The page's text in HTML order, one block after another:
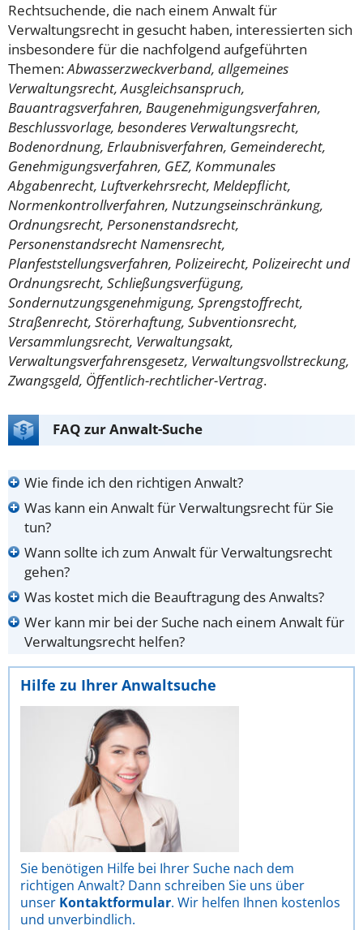
Rechtsuchende, die nach einem Anwalt für
Verwaltungsrecht in gesucht haben, interessierten sich
insbesondere für die nachfolgend aufgeführten
Themen:Abwasserzweckverband, allgemeines
Verwaltungsrecht, Ausgleichsanspruch,
Bauantragsverfahren, Baugenehmigungsverfahren,
Beschlussvorlage, besonderes Verwaltungsrecht,
Bodenordnung, Erlaubnisverfahren, Gemeinderecht,
Genehmigungsverfahren, GEZ, Kommunales
Abgabenrecht, Luftverkehrsrecht, Meldepflicht,
Normenkontrollverfahren, Nutzungseinschränkung,
Ordnungsrecht, Personenstandsrecht,
Personenstandsrecht Namensrecht,
Planfeststellungsverfahren, Polizeirecht, Polizeirecht und
Ordnungsrecht, Schließungsverfügung,
Sondernutzungsgenehmigung, Sprengstoffrecht,
Straßenrecht, Störerhaftung, Subventionsrecht,
Versammlungsrecht, Verwaltungsakt,
Verwaltungsverfahrensgesetz, Verwaltungsvollstreckung,
Zwangsgeld, Öffentlich-rechtlicher-Vertrag.
FAQ zur Anwalt-Suche
Wie finde ich den richtigen Anwalt?
Was kann ein Anwalt für Verwaltungsrecht für Sie
tun?
Wann sollte ich zum Anwalt für Verwaltungsrecht
gehen?
Was kostet mich die Beauftragung des Anwalts?
Wer kann mir bei der Suche nach einem Anwalt für
Verwaltungsrecht helfen?
Hilfe zu Ihrer Anwaltsuche
Sie benötigen Hilfe bei Ihrer Suche nach dem
richtigen Anwalt? Dann schreiben Sie uns über
unser Kontaktformular. Wir helfen Ihnen kostenlos
und unverbindlich.